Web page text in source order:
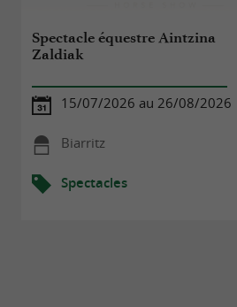
Spectacle équestre Aintzina
Zaldiak
15/07/2026 au 26/08/2026
Biarritz
Spectacles